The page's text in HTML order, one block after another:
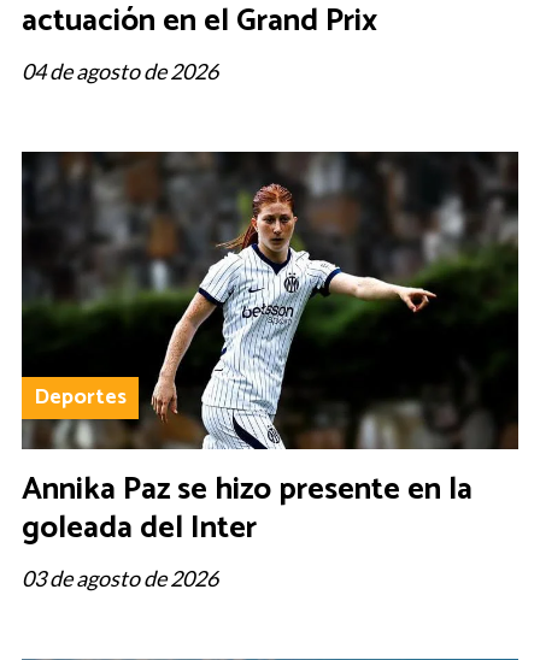
actuación en el Grand Prix
04 de agosto de 2026
Annika Paz se hizo presente en la
goleada del Inter
Deportes
03 de agosto de 2026